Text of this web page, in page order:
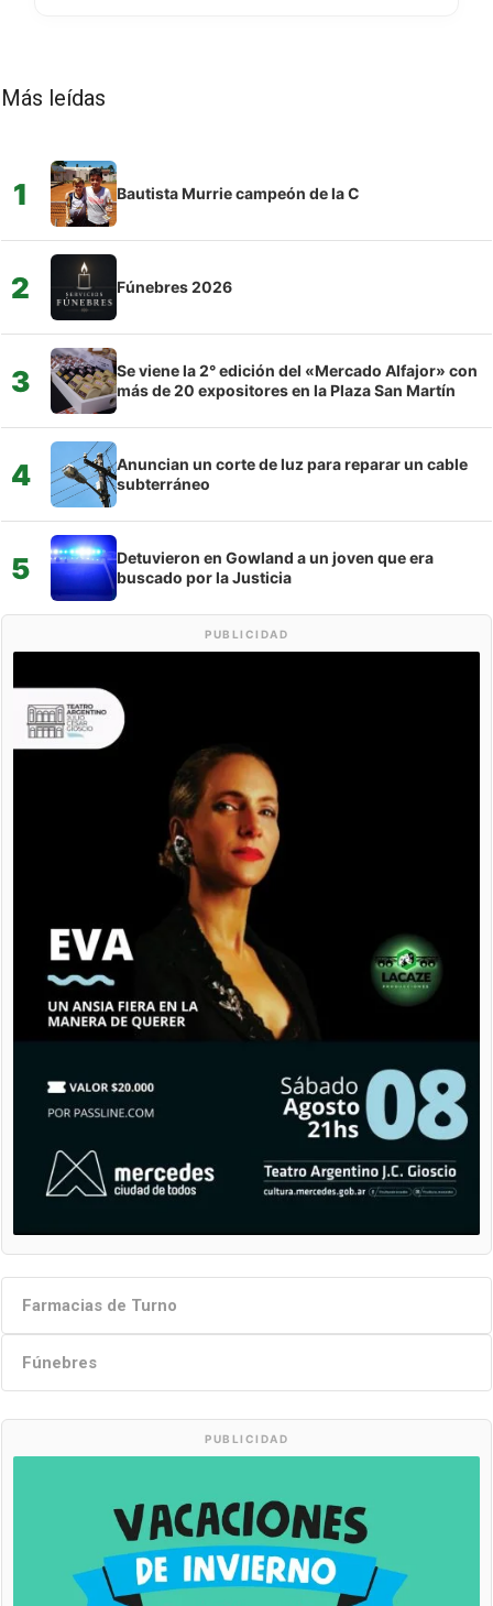
Más leídas
1 Bautista Murrie campeón de la C
2 Fúnebres 2026
3
Se viene la 2° edición del «Mercado Alfajor» con
más de 20 expositores en la Plaza San Martín
4
Anuncian un corte de luz para reparar un cable
subterráneo
5
Detuvieron en Gowland a un joven que era
buscado por la Justicia
PUBLICIDAD
Farmacias de Turno
Fúnebres
PUBLICIDAD